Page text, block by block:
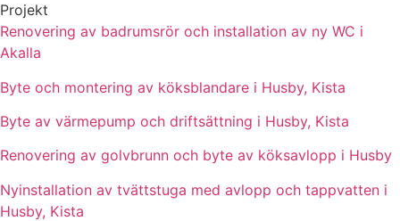
Projekt
Renovering av badrumsrör och installation av ny WC i
Akalla
Byte och montering av köksblandare i Husby, Kista
Byte av värmepump och driftsättning i Husby, Kista
Renovering av golvbrunn och byte av köksavlopp i Husby
Nyinstallation av tvättstuga med avlopp och tappvatten i
Husby, Kista